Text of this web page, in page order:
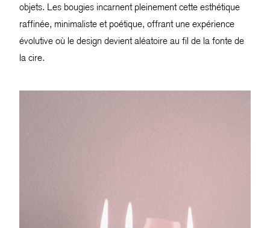
objets. Les bougies incarnent pleinement cette esthétique
raffinée, minimaliste et poétique, offrant une expérience
évolutive où le design devient aléatoire au fil de la fonte de
la cire.